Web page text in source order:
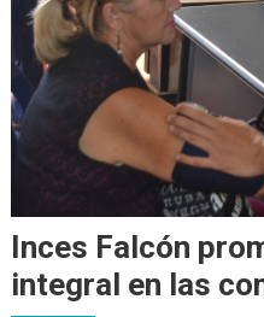
Inces Falcón
integral en las